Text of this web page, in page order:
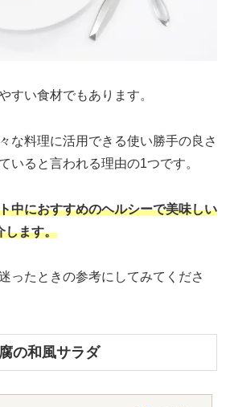
すい食材でもあります。
な料理に活用できる使い勝手の良さ
いると言われる理由の1つです。
中におすすめのヘルシーで美味しい
します。
ったときの参考にしてみてくださ
の和風サラダ